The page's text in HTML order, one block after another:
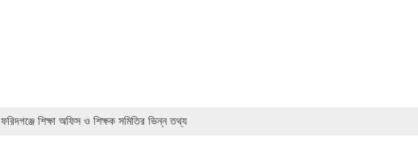
ফরিদগঞ্জে শিক্ষা অফিস ও শিক্ষক সমিতির ভিন্ন তথ্য